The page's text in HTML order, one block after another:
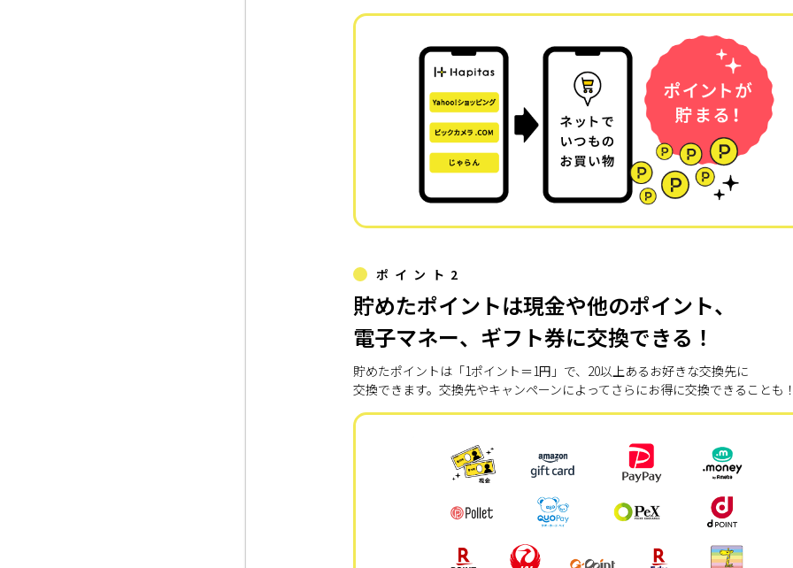
ポイント2
貯めたポイントは現金や他のポイント、
電子マネー、ギフト券に交換できる！
貯めたポイントは「1ポイント＝1円」で、20以上あるお好きな交換先に
交換できます。交換先やキャンペーンによってさらにお得に交換できることも